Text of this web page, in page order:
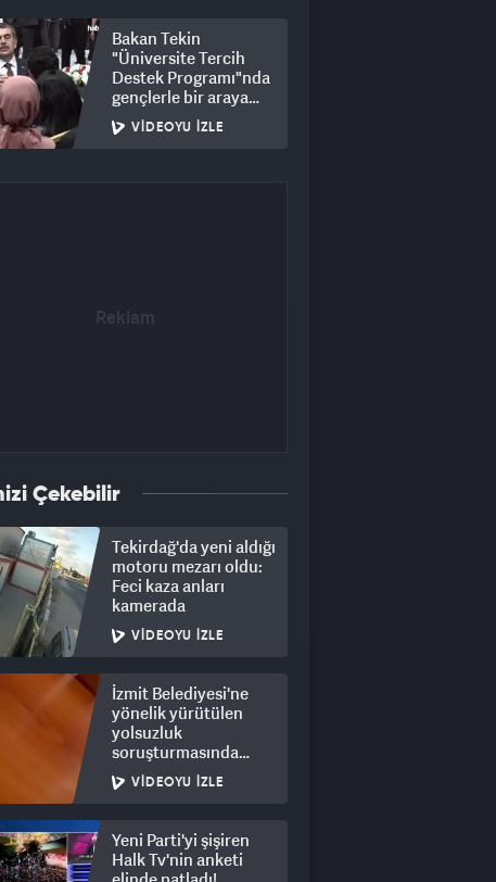
Bakan Tekin
"Üniversite Tercih
Destek Programı"nda
gençlerle bir araya
geldi
VIDEOYU İZLE
Çekebilir
Tekirdağ'da yeni aldığı
motoru mezarı oldu:
Feci kaza anları
kamerada
VIDEOYU İZLE
İzmit Belediyesi'ne
yönelik yürütülen
yolsuzluk
soruşturmasında
rüşvet görüntüleri
ortaya çıktı
VIDEOYU İZLE
Yeni Parti'yi şişiren
Halk Tv'nin anketi